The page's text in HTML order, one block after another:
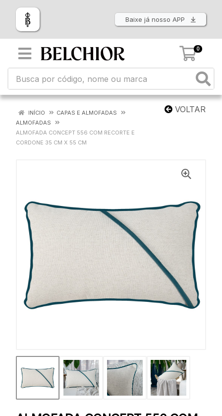
Baixe já nosso APP
0
VOLTAR
INÍCIO
CAPAS E ALMOFADAS
ALMOFADAS
ALMOFADA CONCEPT 556 COM RECORTE E
CORDONE 35 CM X 55 CM